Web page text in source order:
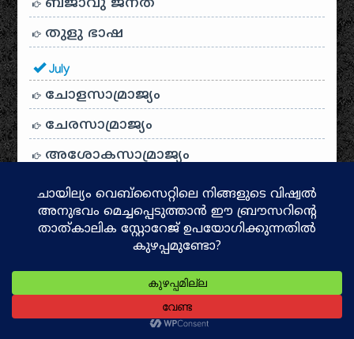
ബജാവു ജനത
തുളു ഭാഷ
July
ചോളസാമ്രാജ്യം
ചേരസാമ്രാജ്യം
അശോകസാമ്രാജ്യം
വൈക്കത്തിന്റെ ബൗദ്ധ പശ്ചാത്തലം
ദളവാകുളം കൂട്ടക്കൊല
ബ്രാഹ്മണ കുടിയേറ്റം
കേരളോൽപ്പത്തിയും പരശുരാമ
മിത്തും
ശിവകല പുരാവസ്തു ശേഖരം